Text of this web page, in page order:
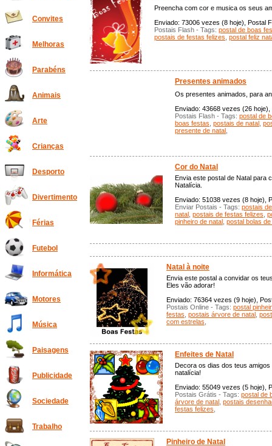
Convites
Melhoras
Parabéns
Animais
Arte
Crianças
Desporto
Divertimento
Férias
Futebol
Informática
Motores
Música
Paisagens
Publicidade
Sociedade
Trabalho
Preencha com cor e musica os seus
Enviado: 73006 vezes (8 hoje), Postal
Postais Flash - Tags: postal de boas
postais de festas felizes postal feliz
Presentes animados
Os presentes animados, para
Enviado: 43668 vezes (26
Postais Flash - Tags: postal de
boas festas postais de natal
presente de natal
Cor do Natal
Envia este postal de Natal para
Natalícia.
Enviado: 51038 vezes (8 hoje),
Enviar Postais - Tags: postais
natal postais de festas felizes
pinheiro de natal postal bolas de
Natal à noite
Envia este postal a convidar os
Eles vão adorar!
Enviado: 76364 vezes (9 hoje),
Postais Online - Tags: postal
festas postais árvore de natal
com estrelas
Enfeites de Natal
Decora os dias dos teus
natalícia!
Enviado: 55049 vezes (5 hoje),
Postais Grátis - Tags: postal de
árvore de natal postais
festas felizes
Pinheiro de Natal